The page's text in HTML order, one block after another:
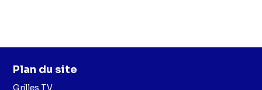
Plan du site
Grilles TV